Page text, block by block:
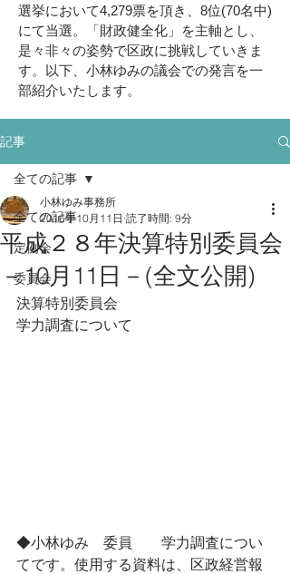
選挙において4,279票を頂き、8位(70名中)
にて当選。「財政健全化」を主軸とし、
是々非々の姿勢で区政に挑戦していきま
す。以下、小林ゆみの議会での発言を一
部紹介いたします。
記事
全ての記事
定例会
委員会
全ての記事
平成２８年決算特別委員会
－10月11日－(全文公開)
小林ゆみ事務所
2016年10月11日 読了時間: 9分
決算特別委員会
学力調査について
◆小林ゆみ　委員　　学力調査につい
てです。使用する資料は、区政経営報